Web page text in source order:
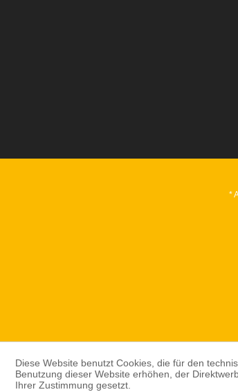
*
Diese Website benutzt Cookies, die für den
Benutzung dieser Website erhöhen, der
Ihrer Zustimmung gesetzt.